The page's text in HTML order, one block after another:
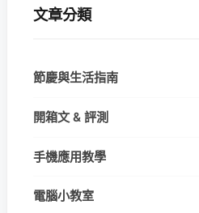
文章分類
節慶與生活指南
開箱文 & 評測
手機應用教學
電腦小教室